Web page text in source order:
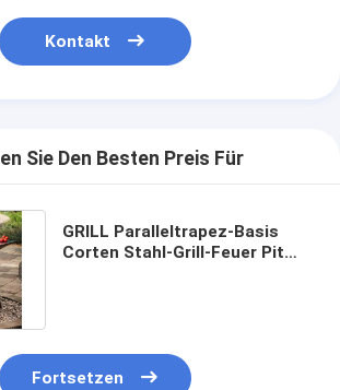
Kontakt
Sie Den Besten Preis Für
GRILL Paralleltrapez-Basis
Corten Stahl-Grill-Feuer Pit
Fortsetzen